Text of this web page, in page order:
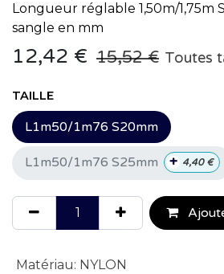
Longueur réglable 1,50m/1,75m
sangle en mm
12,42 € 15,52€ Toutes
TAILLE
L1m50/1m76 S20mm
L1m50/1m76 S25mm + 4,40€
Matériau: NYLON